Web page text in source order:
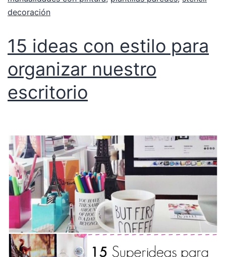
decoración
15 ideas con estilo para
organizar nuestro
escritorio